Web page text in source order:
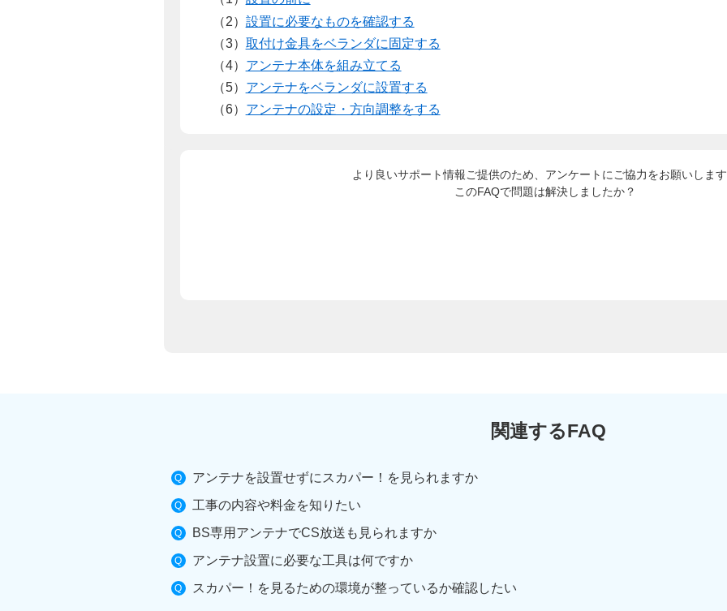
（2） 設置に必要なものを確認する
（3） 取付け金具をベランダに固定する
（4） アンテナ本体を組み立てる
（5） アンテナをベランダに設置する
（6） アンテナの設定・方向調整をする
より良いサポート情報ご提供のため、アンケートにご協力をお願いしま
このFAQで問題は解決しましたか？
関連するFAQ
アンテナを設置せずにスカパー！を見られますか
工事の内容や料金を知りたい
BS専用アンテナでCS放送も見られますか
アンテナ設置に必要な工具は何ですか
スカパー！を見るための環境が整っているか確認したい